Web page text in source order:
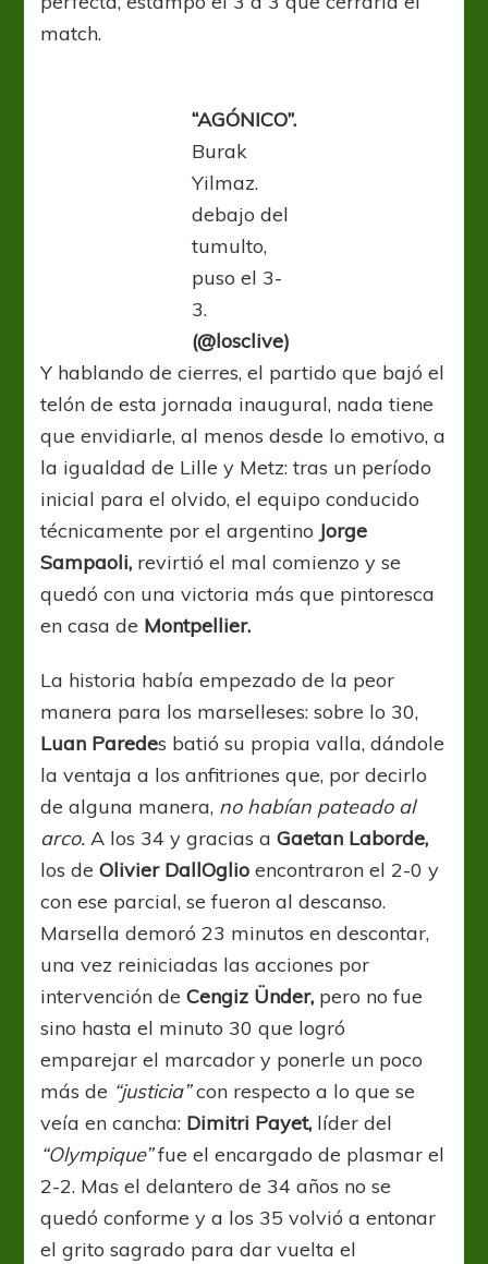
match.
“AGÓNICO”.
Burak
Yilmaz.
debajo del
tumulto,
puso el 3-
3.
(@losclive)
Y hablando de cierres, el partido que bajó el
telón de esta jornada inaugural, nada tiene
que envidiarle, al menos desde lo emotivo, a
la igualdad de Lille y Metz: tras un período
inicial para el olvido, el equipo conducido
técnicamente por el argentino Jorge
Sampaoli, revirtió el mal comienzo y se
quedó con una victoria más que pintoresca
en casa de Montpellier.
La historia había empezado de la peor
manera para los marselleses: sobre lo 30,
Luan Paredes batió su propia valla, dándole
la ventaja a los anfitriones que, por decirlo
de alguna manera, no habían pateado al
arco. A los 34 y gracias aGaetan Laborde,
los deOlivier DallOglio encontraron el 2-0 y
con ese parcial, se fueron al descanso.
Marsella demoró 23 minutos en descontar,
una vez reiniciadas las acciones por
intervención de Cengiz Ünder, pero no fue
sino hasta el minuto 30 que logró
emparejar el marcador y ponerle un poco
más de “justicia”con respecto a lo que se
veía en cancha: Dimitri Payet, líder del
“Olympique”fue el encargado de plasmar el
2-2. Mas el delantero de 34 años no se
quedó conforme y a los 35 volvió a entonar
el grito sagrado para dar vuelta el